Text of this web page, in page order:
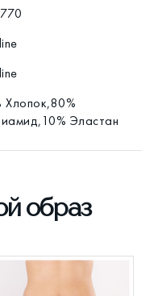
Хлопок,80%
Эластан
образ